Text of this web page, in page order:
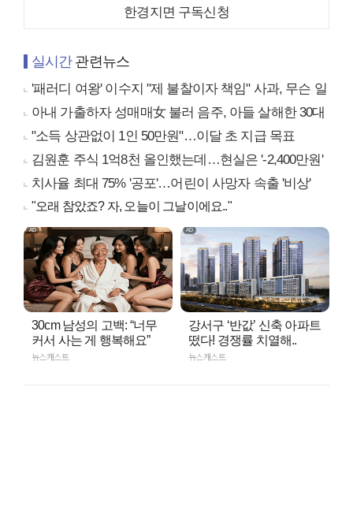
한경지면 구독신청
실시간관련뉴스
'패러디 여왕' 이수지 "제 불찰이자 책임" 사과, 무슨 일
아내 가출하자 성매매女 불러 음주, 아들 살해한 30대
"소득 상관없이 1인 50만원"…이달 초 지급 목표
김원훈 주식 1억8천 올인했는데…현실은 '-2,400만원'
치사율 최대 75% '공포'…어린이 사망자 속출 '비상'
"오래 참았죠? 자, 오늘이 그날이에요.."
30cm 남성의 고백: “너무
커서 사는 게 행복해요”
뉴스캐스트
강서구 ‘반값’ 신축 아파트
떴다! 경쟁률 치열해..
뉴스캐스트